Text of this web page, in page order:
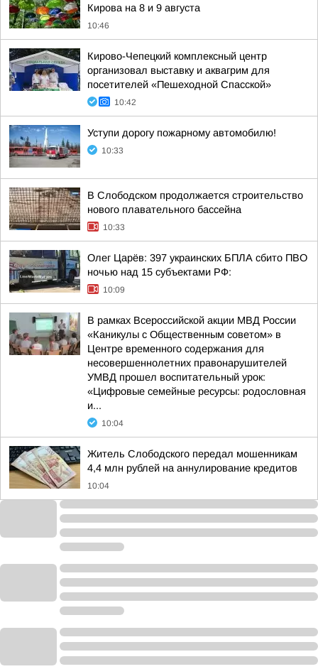
Кирова на 8 и 9 августа
10:46
Кирово-Чепецкий комплексный центр
организовал выставку и аквагрим для
посетителей «Пешеходной Спасской»
10:42
Уступи дорогу пожарному автомобилю!
10:33
В Слободском продолжается строительство
нового плавательного бассейна
10:33
Олег Царёв: 397 украинских БПЛА сбито ПВО
ночью над 15 субъектами РФ:
10:09
В рамках Всероссийской акции МВД России
«Каникулы с Общественным советом» в
Центре временного содержания для
несовершеннолетних правонарушителей
УМВД прошел воспитательный урок:
«Цифровые семейные ресурсы: родословная
и...
10:04
Житель Слободского передал мошенникам
4,4 млн рублей на аннулирование кредитов
10:04